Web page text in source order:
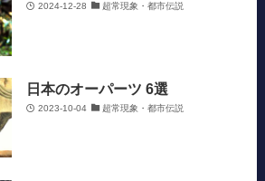
2024-12-28 超常現象・都市伝説
日本のオーパーツ 6選
2023-10-04 超常現象・都市伝説